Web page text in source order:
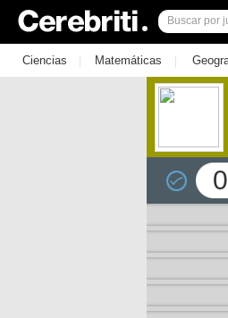
Ciencias | Matemáticas |